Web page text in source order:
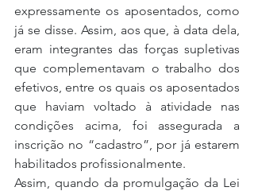
expressamente os aposentados, como
já se disse. Assim, aos que, à data dela,
eram integrantes das forças supletivas
que complementavam o trabalho dos
efetivos, entre os quais os aposentados
que haviam voltado à atividade nas
condições acima, foi assegurada a
inscrição no “cadastro”, por já estarem
habilitados profissionalmente.
Assim, quando da promulgação da Lei